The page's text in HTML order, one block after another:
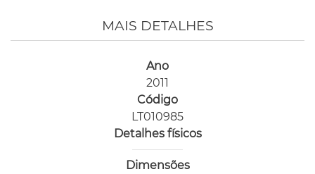
MAIS DETALHES
Ano
2011
Código
LT010985
Detalhes físicos
Dimensões